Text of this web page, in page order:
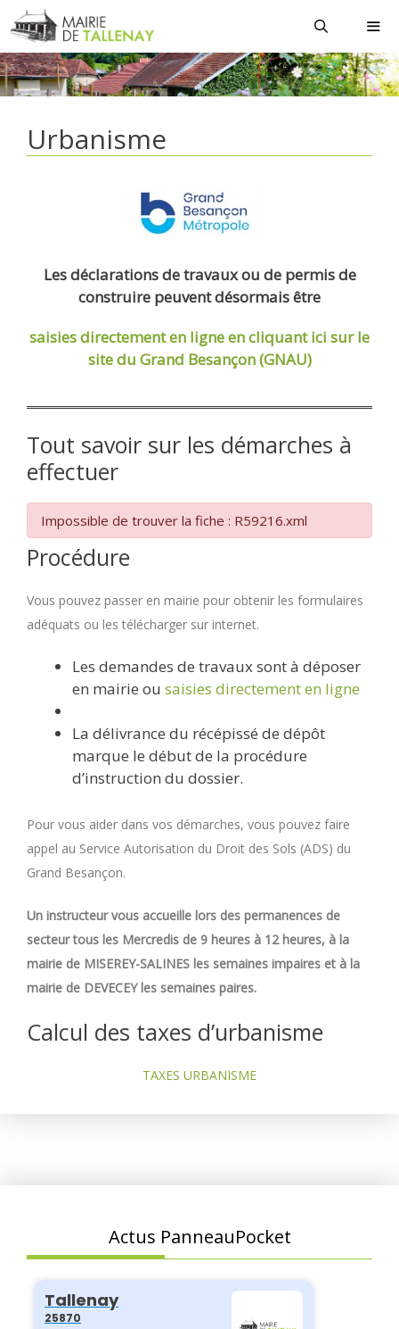
Aller
au
contenu
Urbanisme
Les déclarations de travaux ou de permis de
construire peuvent désormais être
saisies directement en ligneen cliquant ici sur le
site du Grand Besançon (GNAU)
Tout savoir sur les démarches à
effectuer
Impossible de trouver la fiche : R59216.xml
Procédure
Vous pouvez passer en mairie pour obtenir les formulaires
adéquats ou les télécharger sur internet.
Les demandes de travaux sont à déposer
en mairie ou saisies directement en ligne
La délivrance du récépissé de dépôt
marque le début de la procédure
d’instruction du dossier.
Pour vous aider dans vos démarches, vous pouvez faire
appel au Service Autorisation du Droit des Sols (ADS) du
Grand Besançon.
Un instructeur vous accueille lors des permanences de
secteur tous les Mercredis de 9 heures à 12 heures, à la
mairie de MISEREY-SALINES les semaines impaires et à la
mairie de DEVECEY les semaines paires.
Calcul des taxes d’urbanisme
TAXES URBANISME
Actus PanneauPocket